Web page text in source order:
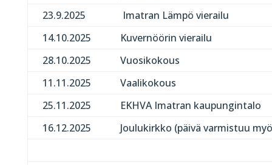
23.9.2025
Imatran Lämpö vierailu
14.10.2025
Kuvernöörin vierailu
28.10.2025
Vuosikokous
11.11.2025
Vaalikokous
25.11.2025
EKHVA Imatran kaupungintalo
16.12.2025
Joulukirkko (päivä varmistuu